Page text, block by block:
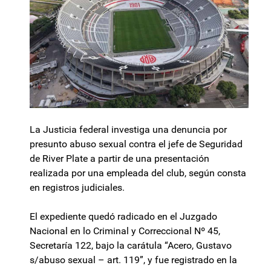
La Justicia federal investiga una denuncia por
presunto abuso sexual contra el jefe de Seguridad
de River Plate a partir de una presentación
realizada por una empleada del club, según consta
en registros judiciales.
El expediente quedó radicado en el Juzgado
Nacional en lo Criminal y Correccional Nº 45,
Secretaría 122, bajo la carátula “Acero, Gustavo
s/abuso sexual – art. 119”, y fue registrado en la